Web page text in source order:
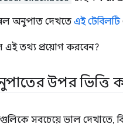
অনুপাত দেখতে এই টেবিলটি
তথ্য প্রয়োগ করবেন?
উপর ভিত্তি
সবচেয়ে ভাল দেখাতে,